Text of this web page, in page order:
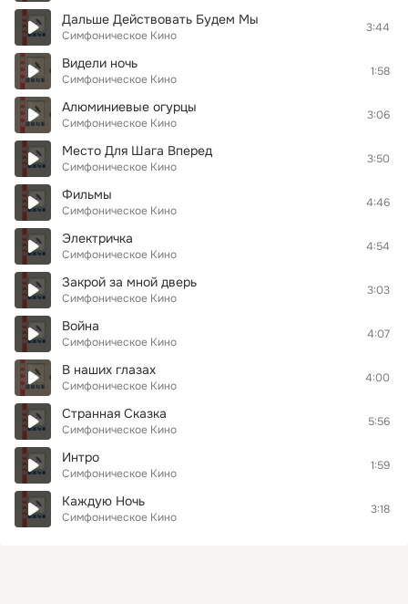
Дальше Действовать Будем Мы
Симфоническое Кино
3:44
Видели ночь
Симфоническое Кино
1:58
Алюминиевые огурцы
Симфоническое Кино
3:06
Место Для Шага Вперед
Симфоническое Кино
3:50
Фильмы
Симфоническое Кино
4:46
Электричка
Симфоническое Кино
4:54
Закрой за мной дверь
Симфоническое Кино
3:03
Война
Симфоническое Кино
4:07
В наших глазах
Симфоническое Кино
4:00
Странная Сказка
Симфоническое Кино
5:56
Интро
Симфоническое Кино
1:59
Каждую Ночь
Симфоническое Кино
3:18